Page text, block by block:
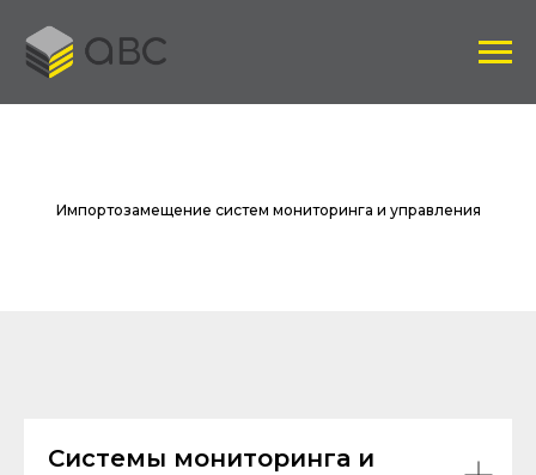
Импортозамещение систем мониторинга и управления
Системы мониторинга и